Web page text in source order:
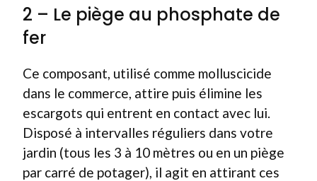
2 – Le piège au phosphate de
fer
Ce composant, utilisé comme molluscicide
dans le commerce, attire puis élimine les
escargots qui entrent en contact avec lui.
Disposé à intervalles réguliers dans votre
jardin (tous les 3 à 10 mètres ou en un piège
par carré de potager), il agit en attirant ces